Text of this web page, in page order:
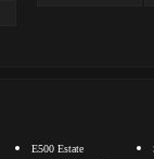
E500 Estate